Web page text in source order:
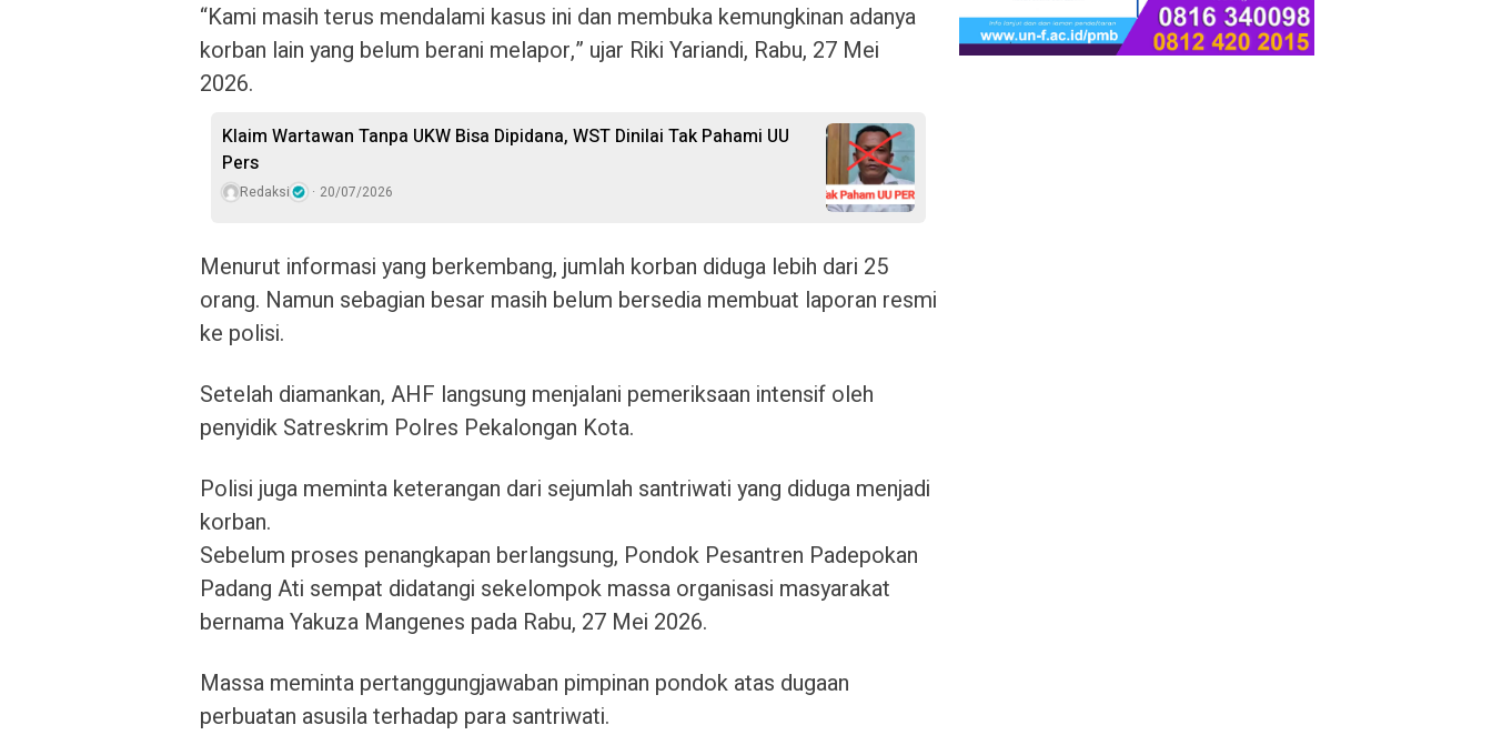
“Kami masih terus mendalami kasus ini dan membuka kemungkinan adanya
korban lain yang belum berani melapor,” ujar Riki Yariandi, Rabu, 27 Mei
2026.
Klaim Wartawan Tanpa UKW Bisa Dipidana, WST Dinilai Tak Pahami UU
Pers
Redaksi 20/07/2026
Menurut informasi yang berkembang, jumlah korban diduga lebih dari 25
orang. Namun sebagian besar masih belum bersedia membuat laporan resmi
ke polisi.
Setelah diamankan, AHF langsung menjalani pemeriksaan intensif oleh
penyidik Satreskrim Polres Pekalongan Kota.
Polisi juga meminta keterangan dari sejumlah santriwati yang diduga menjadi
korban.
Sebelum proses penangkapan berlangsung, Pondok Pesantren Padepokan
Padang Ati sempat didatangi sekelompok massa organisasi masyarakat
bernama Yakuza Mangenes pada Rabu, 27 Mei 2026.
Massa meminta pertanggungjawaban pimpinan pondok atas dugaan
perbuatan asusila terhadap para santriwati.